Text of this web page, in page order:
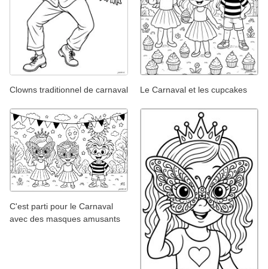
Clowns traditionnel de carnaval Le Carnaval et les cupcakes
C'est parti pour le Carnaval
avec des masques amusants